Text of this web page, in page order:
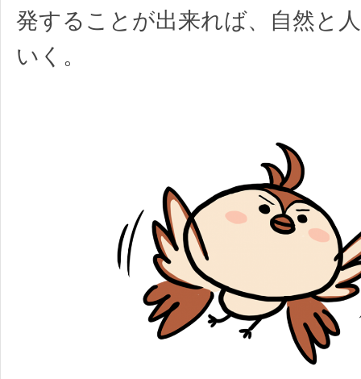
発することが出来れば、自然と
いく。